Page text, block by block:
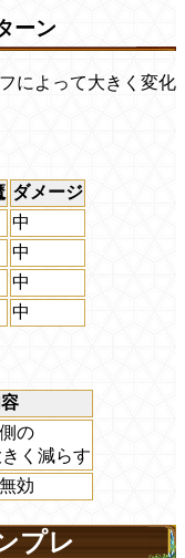
ーン
によって大きく変化
ダメージ
中
中
中
中
の
く減らす
効
プレ